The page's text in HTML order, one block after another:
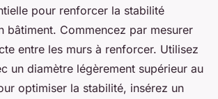
pour renforcer la stabilité
bâtiment. Commencez par mesurer
entre les murs à renforcer. Utilisez
un diamètre légèrement supérieur au
optimiser la stabilité, insérez un